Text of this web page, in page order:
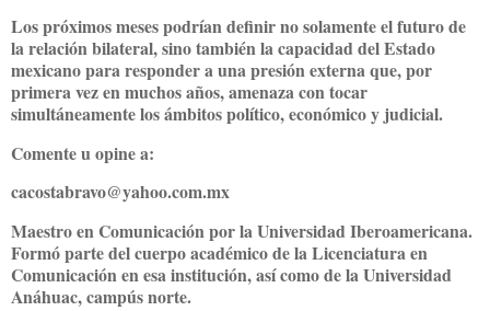
Los próximos meses podrían definir no solamente el futuro de
la relación bilateral, sino también la capacidad del Estado
mexicano para responder a una presión externa que, por
primera vez en muchos años, amenaza con tocar
simultáneamente los ámbitos político, económico y judicial.
Comente u opine a:
cacostabravo@yahoo.com.mx
Maestro en Comunicación por la Universidad Iberoamericana.
Formó parte del cuerpo académico de la Licenciatura en
Comunicación en esa institución, así como de la Universidad
Anáhuac, campús norte.